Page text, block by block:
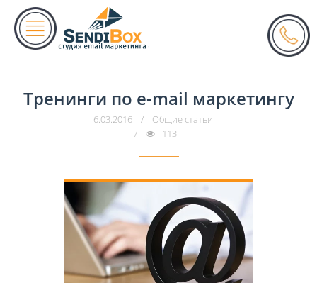
Тренинги по e-mail маркетингу
6.03.2016 /
Общие статьи
/
113